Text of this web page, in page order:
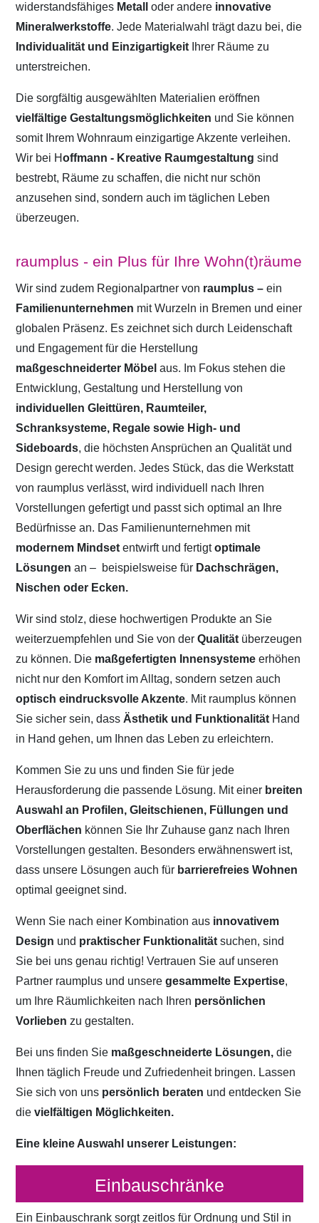
widerstandsfähiges Metalloder andere innovative
Mineralwerkstoffe. Jede Materialwahl trägt dazu bei, die
Individualität und Einzigartigkeit Ihrer Räume zu
unterstreichen.
Die sorgfältig ausgewählten Materialien eröffnen
vielfältige Gestaltungsmöglichkeiten und Sie können
somit Ihrem Wohnraum einzigartige Akzente verleihen.
Wir bei Hoffmann - Kreative Raumgestaltung sind
bestrebt, Räume zu schaffen, die nicht nur schön
anzusehen sind, sondern auch im täglichen Leben
überzeugen.
raumplus - ein Plus für Ihre Wohn(t)räume
Wir sind zudem Regionalpartner von raumplus – ein
Familienunternehmen mit Wurzeln in Bremen und einer
globalen Präsenz. Es zeichnet sich durch Leidenschaft
und Engagement für die Herstellung
maßgeschneiderter Möbelaus. Im Fokus stehen die
Entwicklung, Gestaltung und Herstellung von
individuellen Gleittüren, Raumteiler,
Schranksysteme, Regale sowie High- und
Sideboards, die höchsten Ansprüchen an Qualität und
Design gerecht werden. Jedes Stück, das die Werkstatt
von raumplus verlässt, wird individuell nach Ihren
Vorstellungen gefertigt und passt sich optimal an Ihre
Bedürfnisse an. Das Familienunternehmen mit
modernem Mindset entwirft und fertigtoptimale
Lösungen an – beispielsweise für Dachschrägen,
Nischen oder Ecken.
Wir sind stolz, diese hochwertigen Produkte an Sie
weiterzuempfehlen und Sie von derQualität überzeugen
zu können. Die maßgefertigten Innensystemeerhöhen
nicht nur den Komfort im Alltag, sondern setzen auch
optisch eindrucksvolle Akzente. Mit raumplus können
Sie sicher sein, dass Ästhetik und Funktionalität Hand
in Hand gehen, um Ihnen das Leben zu erleichtern.
Kommen Sie zu uns und finden Sie für jede
Herausforderung die passende Lösung. Mit einer breiten
Auswahl an Profilen, Gleitschienen, Füllungen und
Oberflächen können Sie Ihr Zuhause ganz nach Ihren
Vorstellungen gestalten. Besonders erwähnenswert ist,
dass unsere Lösungen auch für barrierefreies Wohnen
optimal geeignet sind.
Wenn Sie nach einer Kombination aus innovativem
Design und praktischer Funktionalitätsuchen, sind
Sie bei uns genau richtig! Vertrauen Sie auf unseren
Partner raumplus und unseregesammelte Expertise,
um Ihre Räumlichkeiten nach Ihren persönlichen
Vorliebenzu gestalten.
Bei uns finden Sie maßgeschneiderte Lösungen, die
Ihnen täglich Freude und Zufriedenheit bringen. Lassen
Sie sich von uns persönlich beraten und entdecken Sie
dievielfältigen Möglichkeiten.
Eine kleine Auswahl unserer Leistungen:
Einbauschränke
Ein Einbauschrank sorgt zeitlos für Ordnung und Stil in